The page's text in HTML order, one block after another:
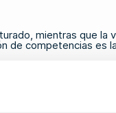
mientras que
de competencias es
específicas en
en sus